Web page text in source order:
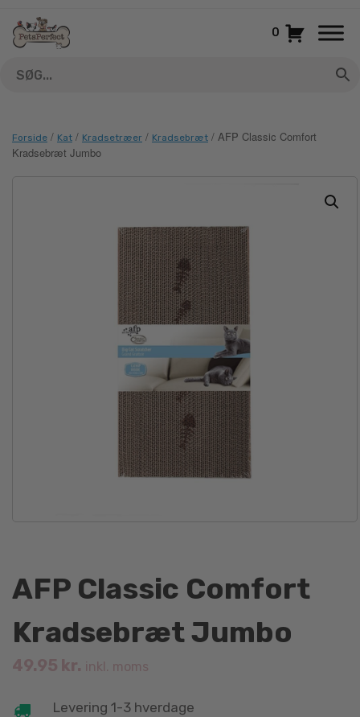
indhold
0
Forside / Kat / Kradsetræer / Kradsebræt / AFP Classic Comfort
Kradsebræt Jumbo
AFP Classic Comfort
Kradsebræt Jumbo
49.95 kr. inkl. moms
Levering 1-3 hverdage